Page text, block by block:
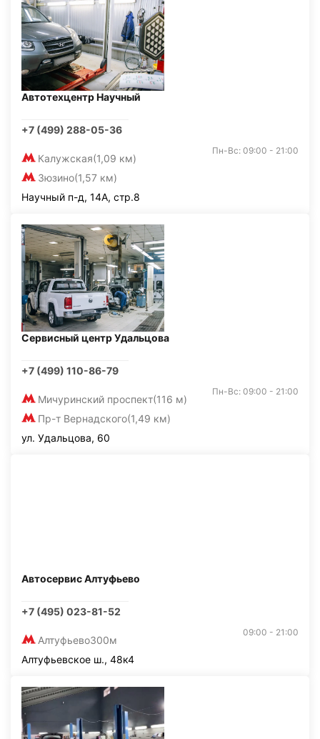
Автотехцентр Научный
+7 (499) 288-05-36
Калужская(1,09 км)
Зюзино(1,57 км)
Пн-Вс: 09:00 - 21:00
Научный п-д, 14А, стр.8
Сервисный центр Удальцова
+7 (499) 110-86-79
Мичуринский проспект(116 м)
Пр-т Вернадского(1,49 км)
Пн-Вс: 09:00 - 21:00
ул. Удальцова, 60
Автосервис Алтуфьево
+7 (495) 023-81-52
Алтуфьево300м
09:00 - 21:00
Алтуфьевское ш., 48к4